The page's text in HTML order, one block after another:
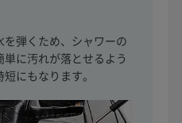
弾くため、シャワーの
に汚れが落とせるよう
にもなります。